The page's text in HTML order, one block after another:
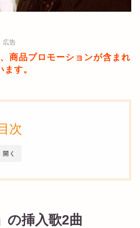
広告
商品プロモーションが含まれ
ます。
開く
次
の挿入歌2曲